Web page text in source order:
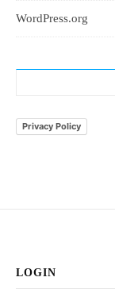
WordPress.org
Privacy Policy
LOGIN